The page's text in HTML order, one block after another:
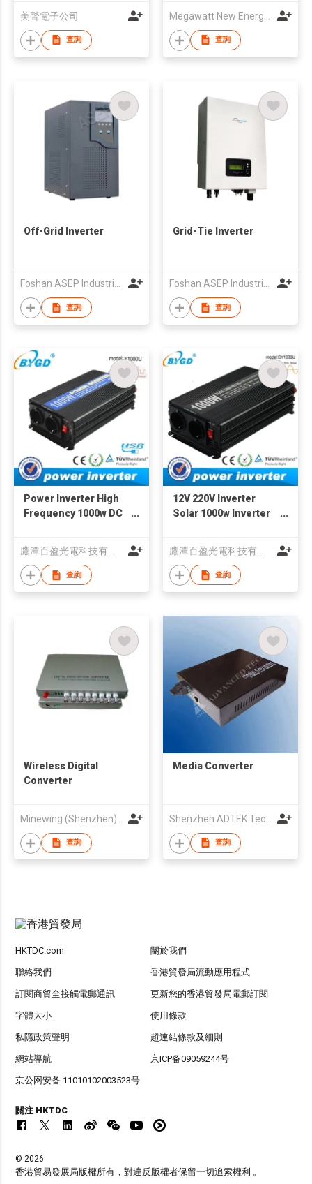
美聲電子公司
查詢 查詢
Off-Grid Inverter
查詢
Grid-Tie Inverter
查詢
Power Inverter High
Frequency 1000w DC
鷹潭百盈光電科技有限公司
查詢
12V 220V Inverter
Solar 1000w Inverter
鷹潭百盈光電科技有限公司
查詢
Wireless Digital
Converter
查詢
Media Converter
Shenzhen ADTEK Technology Co., Ltd.
查詢
HKTDC.com 關於我們
聯絡我們 香港貿發局流動應用程式
訂閱商貿全接觸電郵通訊 更新您的香港貿發局電郵訂閱
字體大小 使用條款
私隱政策聲明 超連結條款及細則
網站導航 京ICP备09059244号
京公网安备 11010102003523号
關注 HKTDC
© 2026
香港貿易發展局版權所有，對違反版權者保留一切追索權利 。